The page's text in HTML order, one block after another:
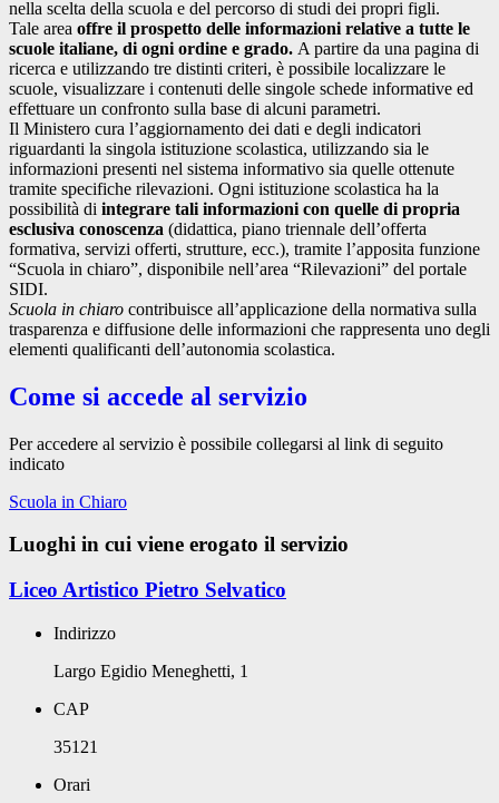
nella scelta della scuola e del percorso di studi dei propri figli.
Tale area offre il prospetto delle informazioni relative a tutte le
scuole italiane, di ogni ordine e grado. A partire da una pagina di
ricerca e utilizzando tre distinti criteri, è possibile localizzare le
scuole, visualizzare i contenuti delle singole schede informative ed
effettuare un confronto sulla base di alcuni parametri.
Il Ministero cura l’aggiornamento dei dati e degli indicatori
riguardanti la singola istituzione scolastica, utilizzando sia le
informazioni presenti nel sistema informativo sia quelle ottenute
tramite specifiche rilevazioni. Ogni istituzione scolastica ha la
possibilità di integrare tali informazioni con quelle di propria
esclusiva conoscenza (didattica, piano triennale dell’offerta
formativa, servizi offerti, strutture, ecc.), tramite l’apposita funzione
“Scuola in chiaro”, disponibile nell’area “Rilevazioni” del portale
SIDI.
Scuola in chiaro contribuisce all’applicazione della normativa sulla
trasparenza e diffusione delle informazioni che rappresenta uno degli
elementi qualificanti dell’autonomia scolastica.
Come si accede al servizio
Per accedere al servizio è possibile collegarsi al link di seguito
indicato
Scuola in Chiaro
Luoghi in cui viene erogato il servizio
Liceo Artistico Pietro Selvatico
Indirizzo
Largo Egidio Meneghetti, 1
CAP
35121
Orari